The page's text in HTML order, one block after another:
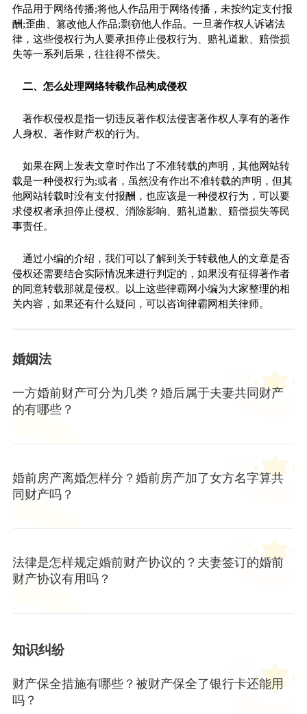
作品用于网络传播;将他人作品用于网络传播，未按约定支付报
酬;歪曲、篡改他人作品;剽窃他人作品。一旦著作权人诉诸法
律，这些侵权行为人要承担停止侵权行为、赔礼道歉、赔偿损
失等一系列后果，往往得不偿失。
二、怎么处理网络转载作品构成侵权
著作权侵权是指一切违反著作权法侵害著作权人享有的著作
人身权、著作财产权的行为。
如果在网上发表文章时作出了不准转载的声明，其他网站转
载是一种侵权行为;或者，虽然没有作出不准转载的声明，但其
他网站转载时没有支付报酬，也应该是一种侵权行为，可以要
求侵权者承担停止侵权、消除影响、赔礼道歉、赔偿损失等民
事责任。
通过小编的介绍，我们可以了解到关于转载他人的文章是否
侵权还需要结合实际情况来进行判定的，如果没有征得著作者
的同意转载那就是侵权。以上这些律霸网小编为大家整理的相
关内容，如果还有什么疑问，可以咨询律霸网相关律师。
婚姻法
一方婚前财产可分为几类？婚后属于夫妻共同财产
的有哪些？
婚前房产离婚怎样分？婚前房产加了女方名字算共
同财产吗？
法律是怎样规定婚前财产协议的？夫妻签订的婚前
财产协议有用吗？
知识纠纷
财产保全措施有哪些？被财产保全了银行卡还能用
吗？